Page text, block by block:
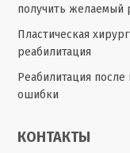
получить желаемый
Пластическая
реабилитация
Реабилитация после
ошибки
КОНТАКТЫ